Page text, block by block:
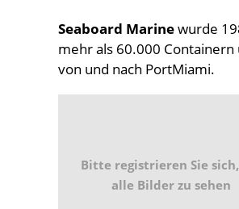
Seaboard Marinewurde
mehr als 60.000
von und nach PortMiami.
Bitte registrieren Sie
alle Bilder zu sehen